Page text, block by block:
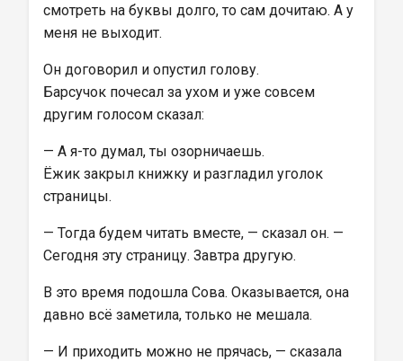
смотреть на буквы долго, то сам дочитаю. А у
меня не выходит.
Он договорил и опустил голову.
Барсучок почесал за ухом и уже совсем
другим голосом сказал:
— А я-то думал, ты озорничаешь.
Ёжик закрыл книжку и разгладил уголок
страницы.
— Тогда будем читать вместе, — сказал он. —
Сегодня эту страницу. Завтра другую.
В это время подошла Сова. Оказывается, она
давно всё заметила, только не мешала.
— И приходить можно не прячась, — сказала